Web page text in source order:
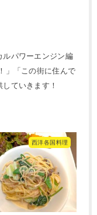
ルパワーエンジン編
」「この街に住んで
ていきます！
西洋各国料理